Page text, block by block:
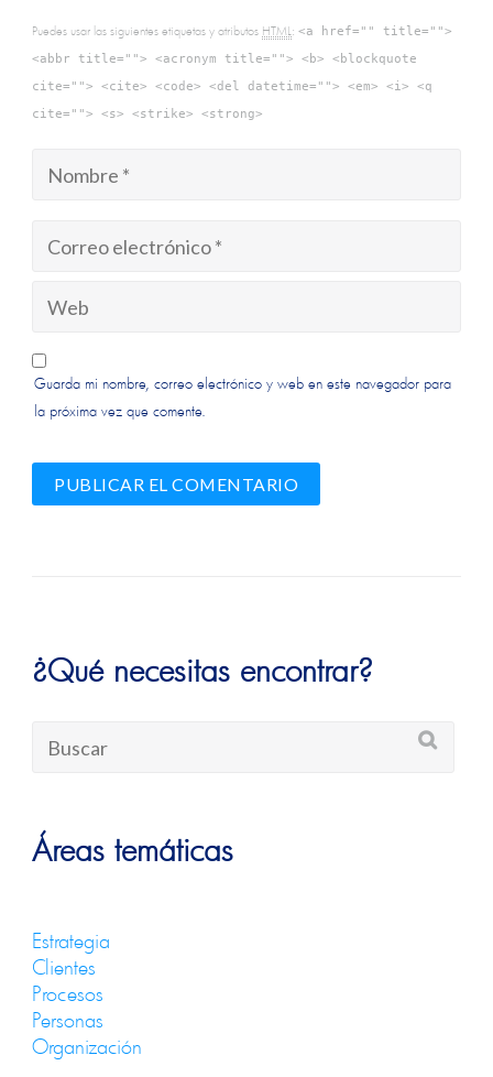
Puedes usar las siguientes etiquetas y atributos HTML :<a href="" title="">
<abbr title=""> <acronym title=""> <b> <blockquote
cite=""> <cite> <code> <del datetime=""> <em> <i> <q
cite=""> <s> <strike> <strong>
Guarda mi nombre, correo electrónico y web en este navegador para
la próxima vez que comente.
¿Qué necesitas encontrar?
Áreas temáticas
Estrategia
Clientes
Procesos
Personas
Organización